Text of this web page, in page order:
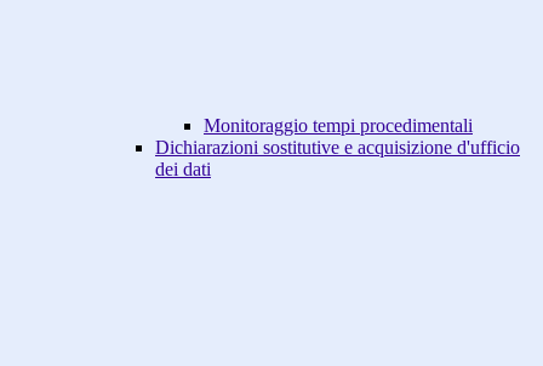
Monitoraggio tempi procedimentali
Dichiarazioni sostitutive e acquisizione d'ufficio
dei dati